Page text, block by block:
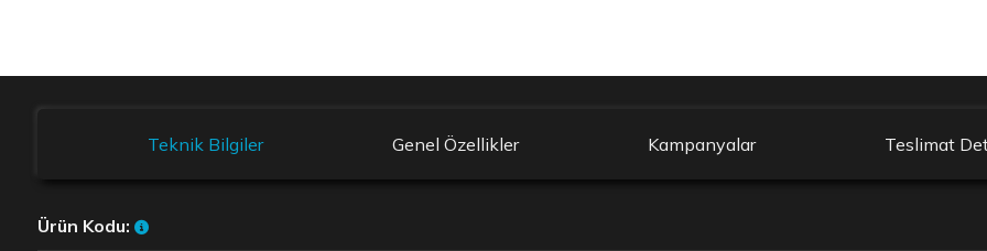
Teknik Bilgiler Genel Özellikler Kampanyalar Teslimat
Ürün Kodu: